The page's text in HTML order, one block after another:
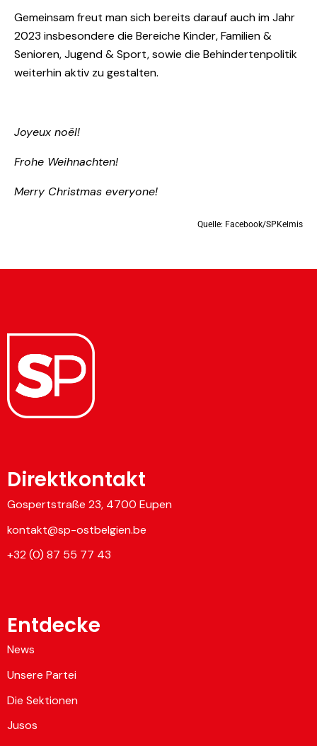
Gemeinsam freut man sich bereits darauf auch im Jahr
2023 insbesondere die Bereiche Kinder, Familien &
Senioren, Jugend & Sport, sowie die Behindertenpolitik
weiterhin aktiv zu gestalten.
Joyeux noël!
Frohe Weihnachten!
Merry Christmas everyone!
Quelle: Facebook/SPKelmis
Direktkontakt
Gospertstraße 23, 4700 Eupen
kontakt@sp-ostbelgien.be
+32 (0) 87 55 77 43
Entdecke
News
Unsere Partei
Die Sektionen
Jusos